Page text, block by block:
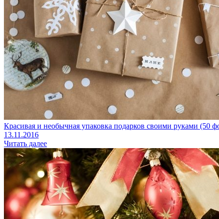
Красивая и необычная упаковка подарков своими руками (50
13.11.2016
Читать далее